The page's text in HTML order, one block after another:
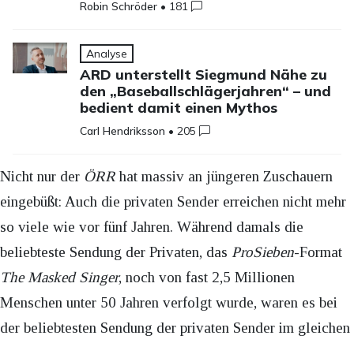
Robin Schröder • 181
Analyse
ARD unterstellt Siegmund Nähe zu
den „Baseballschlägerjahren“ – und
bedient damit einen Mythos
Carl Hendriksson •205
Nicht nur der ÖRRhat massiv an jüngeren Zuschauern
eingebüßt: Auch die privaten Sender erreichen nicht mehr
so viele wie vor fünf Jahren. Während damals die
beliebteste Sendung der Privaten, das ProSieben-Format
The Masked Singer, noch von fast 2,5 Millionen
Menschen unter 50 Jahren verfolgt wurde, waren es bei
der beliebtesten Sendung der privaten Sender im gleichen